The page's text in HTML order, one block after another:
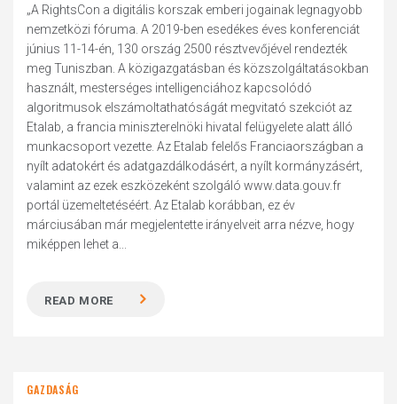
„A RightsCon a digitális korszak emberi jogainak legnagyobb
nemzetközi fóruma. A 2019-ben esedékes éves konferenciát
június 11-14-én, 130 ország 2500 résztvevőjével rendezték
meg Tuniszban. A közigazgatásban és közszolgáltatásokban
használt, mesterséges intelligenciához kapcsolódó
algoritmusok elszámoltathatóságát megvitató szekciót az
Etalab, a francia miniszterelnöki hivatal felügyelete alatt álló
munkacsoport vezette. Az Etalab felelős Franciaországban a
nyílt adatokért és adatgazdálkodásért, a nyílt kormányzásért,
valamint az ezek eszközeként szolgáló www.data.gouv.fr
portál üzemeltetéséért. Az Etalab korábban, ez év
márciusában már megjelentette irányelveit arra nézve, hogy
miképpen lehet a...
READ MORE
GAZDASÁG